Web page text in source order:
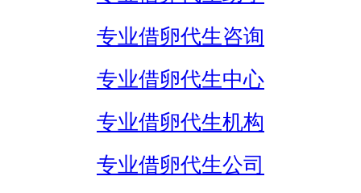
专业借卵代生咨询
专业借卵代生中心
专业借卵代生机构
专业借卵代生公司